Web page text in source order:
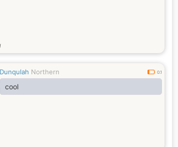
Dunqulah Northern 0.1
cool